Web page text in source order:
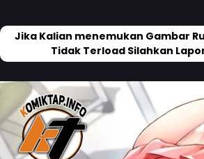
Jika Kalian menemukan Gambar
Tidak Terload Silahkan